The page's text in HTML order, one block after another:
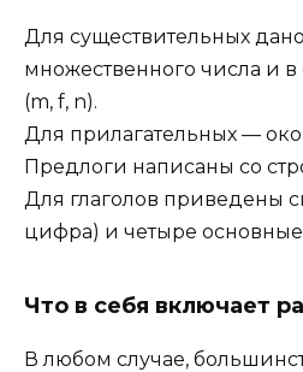
Для существительных
множественного числа и в
(m, f, n).
Для прилагательных —
Предлоги написаны со
Для глаголов приведены
цифра) и четыре
Что в себя включает
В любом случае,